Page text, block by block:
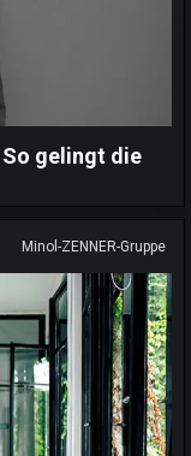
gelingt die
Minol-ZENNER-Gruppe